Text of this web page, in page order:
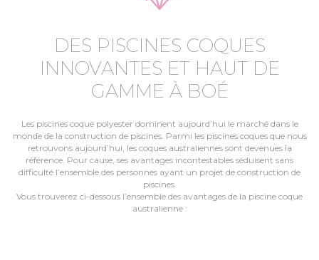
DES PISCINES COQUES
INNOVANTES ET HAUT DE
GAMME À BOÉ
Les piscines coque polyester dominent aujourd’hui le marché dans le
monde de la construction de piscines. Parmi les piscines coques que nous
retrouvons aujourd’hui, les coques australiennes sont devenues la
référence. Pour cause, ses avantages incontestables séduisent sans
difficulté l’ensemble des personnes ayant un projet de construction de
piscines.
Vous trouverez ci-dessous l’ensemble des avantages de la piscine coque
australienne :